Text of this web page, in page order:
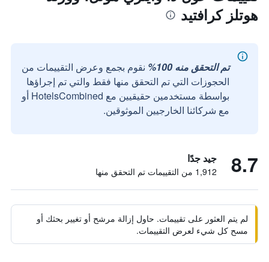
هوتلز كرافتيد
تم التحقق منه 100%
نقوم بجمع وعرض التقييمات من
الحجوزات التي تم التحقق منها فقط والتي تم إجراؤها
بواسطة مستخدمين حقيقيين مع HotelsCombined أو
مع شركائنا الخارجيين الموثوقين.
8.7 جيد جدًا
1,912 من التقييمات تم التحقق منها
لم يتم العثور على تقييمات. حاول إزالة مرشح أو تغيير بحثك أو
مسح كل شيء لعرض التقييمات.